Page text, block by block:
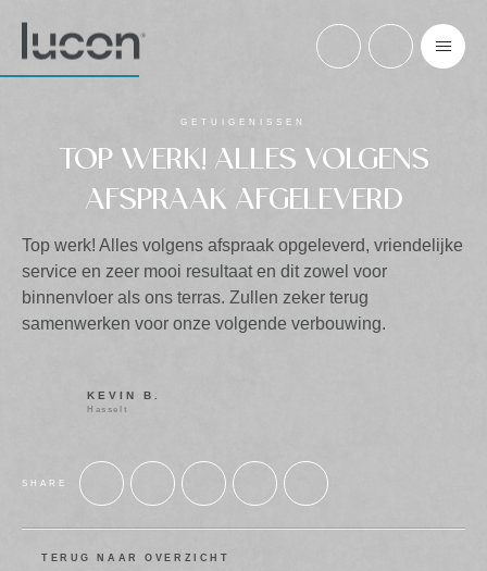
GETUIGENISSEN
TOP WERK! ALLES VOLGENS
AFSPRAAK AFGELEVERD
Top werk! Alles volgens afspraak opgeleverd, vriendelijke
service en zeer mooi resultaat en dit zowel voor
binnenvloer als ons terras. Zullen zeker terug
samenwerken voor onze volgende verbouwing.
KEVIN B.
Hasselt
SHARE
TERUG NAAR OVERZICHT